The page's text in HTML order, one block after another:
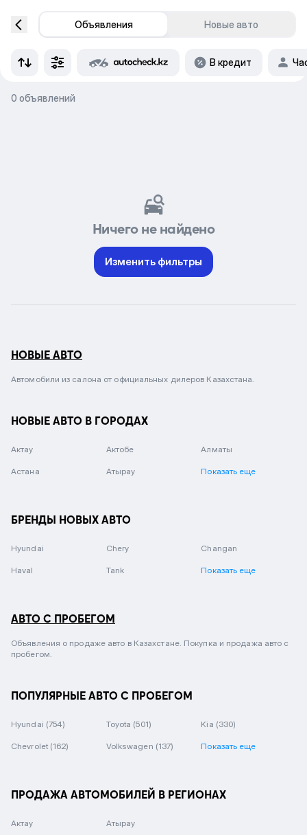
Объявления Новые авто
В кредит
0 объявлений
Ничего не найдено
Изменить фильтры
НОВЫЕ АВТО
Автомобили из салона от официальных дилеров Казахстана.
НОВЫЕ АВТО В ГОРОДАХ
Актау Актобе Алматы
Астана Атырау Показать еще
БРЕНДЫ НОВЫХ АВТО
Hyundai Chery Changan
Haval Tank Показать еще
АВТО С ПРОБЕГОМ
Объявления о продаже авто в Казахстане. Покупка и продажа авто с
пробегом.
ПОПУЛЯРНЫЕ АВТО С ПРОБЕГОМ
Hyundai (754) Toyota (501) Kia (330)
Chevrolet (162) Volkswagen (137) Показать еще
ПРОДАЖА АВТОМОБИЛЕЙ В РЕГИОНАХ
Актау Атырау